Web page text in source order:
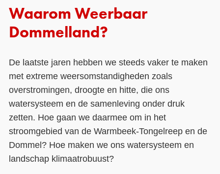
Waarom Weerbaar
Dommelland?
De laatste jaren hebben we steeds vaker te maken
met extreme weersomstandigheden zoals
overstromingen, droogte en hitte, die ons
watersysteem en de samenleving onder druk
zetten. Hoe gaan we daarmee om in het
stroomgebied van de Warmbeek-Tongelreep en de
Dommel? Hoe maken we ons watersysteem en
landschap klimaatrobuust?